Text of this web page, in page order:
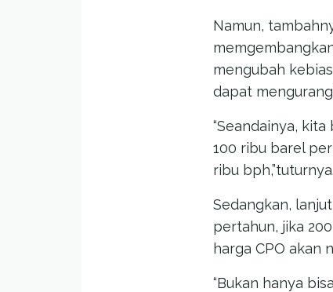
Namun,
mengubah
dapat
“Seandainya,
100 ribu barel
ribu bph,”tuturnya.
Sedangkan,
pertahun, jika
harga CPO akan
“Bukan hanya